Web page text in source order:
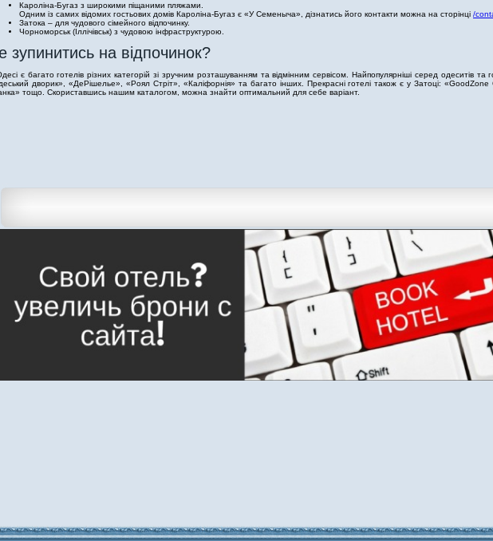
Кароліна-Бугаз з широкими піщаними пляжами.
Одним із самих відомих гостьових домів Кароліна-Бугаз є «У Семеныча», дізнатись його контакти можна на сторінці /
Затока – для чудового сімейного відпочинку.
Чорноморськ (Іллічівськ) з чудовою інфраструктурою.
зупинитись на відпочинок?
є багато готелів різних категорій зі зручним розташуванням та відмінним сервісом. Найпопулярніші серед одеситів та
дворик», «ДеРішелье», «Роял Стріт», «Каліфорнія» та багато інших. Прекрасні готелі також є у Затоці: «GoodZone
тощо. Скориставшись нашим каталогом, можна знайти оптимальний для себе варіант.